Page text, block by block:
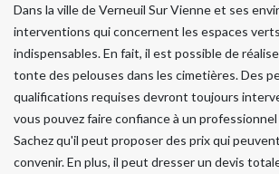
Dans la ville de Verneuil Sur Vienne et ses
interventions qui concernent les espaces
indispensables. En fait, il est possible de
tonte des pelouses dans les cimetières. Des
qualifications requises devront toujours
vous pouvez faire confiance à un
Sachez qu'il peut proposer des prix qui
convenir. En plus, il peut dresser un devis